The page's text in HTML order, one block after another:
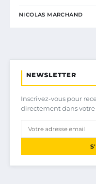
NICOLAS MARCHAND
NEWSLETTER
Inscrivez-vous pour
directement dans